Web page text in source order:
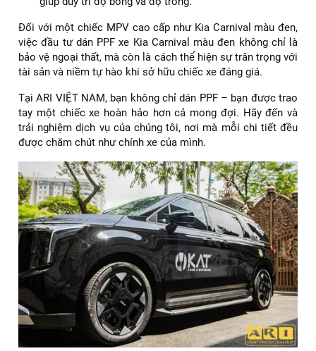
Bảng giá dán PPF thương hiệu ARI
Tham khảo thêm: Dán PPF xe Hyundai Santafe màu
Những lưu ý khi dán PPF xe Kia Carnival màu
đen
Khi tiến hành dán PPF xe Kia Carnival màu đen, quý khách
hàng cần lưu ý đến những vấn đề sau đây:
Không nên rửa xe trong 5–7 ngày đầu sau khi dán.
Không để nước mưa hoặc bụi bẩn bám quá lâu, dễ để
lại vết ố trên phim.
Sau 6 tháng nên vệ sinh và đánh bóng lại lớp phim PPF,
giúp duy trì độ bóng và độ trong.